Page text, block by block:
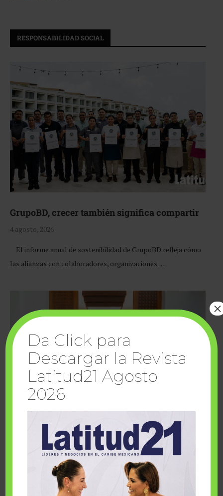
RESPONSABILIDAD SOCIAL
GrupoBD, crecer también significa compartir
4 agosto, 2026
El informe anual de sostenibilidad de GrupoBD refleja cómo
las alianzas con colaboradores, organizaciones …
Cuando la solidaridad inspira; cumplen
sueños Fairmont Mayakoba y Make-A-Wish
Da Click para
Descargar la Revista
Latitud21 Agosto
2026
×